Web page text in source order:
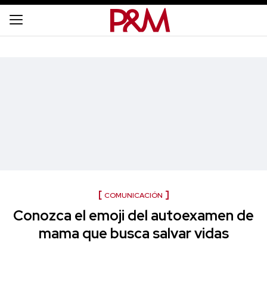
COMUNICACIÓN
Conozca el emoji del autoexamen de
mama que busca salvar vidas